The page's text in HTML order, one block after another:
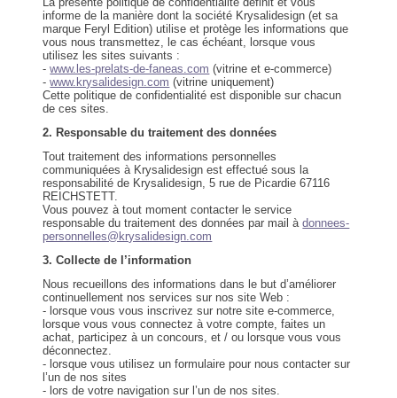
informe de la manière dont la société Krysalidesign (et sa
marque Feryl Edition) utilise et protège les informations que
vous nous transmettez, le cas échéant, lorsque vous
utilisez les sites suivants :
-www.les-prelats-de-faneas.com (vitrine et e-commerce)
-www.krysalidesign.com (vitrine uniquement)
Cette politique de confidentialité est disponible sur chacun
de ces sites.
2. Responsable du traitement des données
Tout traitement des informations personnelles
communiquées à Krysalidesign est effectué sous la
responsabilité de Krysalidesign, 5 rue de Picardie 67116
REICHSTETT.
Vous pouvez à tout moment contacter le service
responsable du traitement des données par mail àdonnees-
personnelles@krysalidesign.com
3. Collecte de l’information
Nous recueillons des informations dans le but d’améliorer
continuellement nos services sur nos site Web :
- lorsque vous vous inscrivez sur notre site e-commerce,
lorsque vous vous connectez à votre compte, faites un
achat, participez à un concours, et / ou lorsque vous vous
déconnectez.
- lorsque vous utilisez un formulaire pour nous contacter sur
l’un de nos sites
- lors de votre navigation sur l’un de nos sites.